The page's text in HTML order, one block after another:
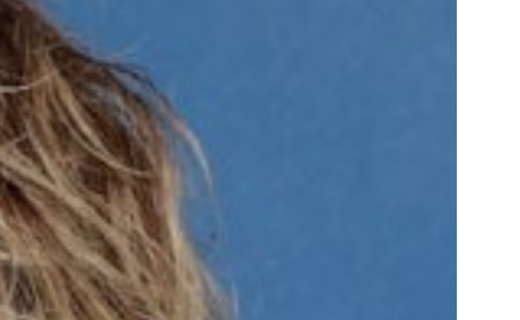
・身長体重・父